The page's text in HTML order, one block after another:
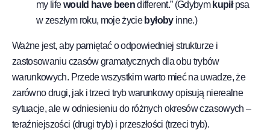
my lifewould have beendifferent.” (Gdybym kupiłpsa
w zeszłym roku, moje życie byłobyinne.)
Ważne jest, aby pamiętać o odpowiedniej strukturze i
zastosowaniu czasów gramatycznych dla obu trybów
warunkowych. Przede wszystkim warto mieć na uwadze, że
zarówno drugi, jak i trzeci tryb warunkowy opisują nierealne
sytuacje, ale w odniesieniu do różnych okresów czasowych –
teraźniejszości (drugi tryb) i przeszłości (trzeci tryb).